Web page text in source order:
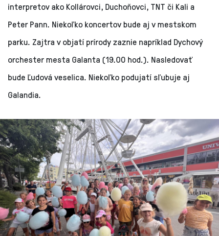
interpretov ako Kollárovci, Duchoňovci, TNT či Kali a
Peter Pann. Niekoľko koncertov bude aj v mestskom
parku. Zajtra v objatí prírody zaznie napríklad Dychový
orchester mesta Galanta (19.00 hod.). Nasledovať
bude Ľudová veselica. Niekoľko podujatí sľubuje aj
Galandia.